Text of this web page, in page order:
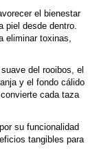
el bienestar
piel desde dentro.
eliminar toxinas,
del rooibos, el
y el fondo cálido
cada taza
su funcionalidad
tangibles para